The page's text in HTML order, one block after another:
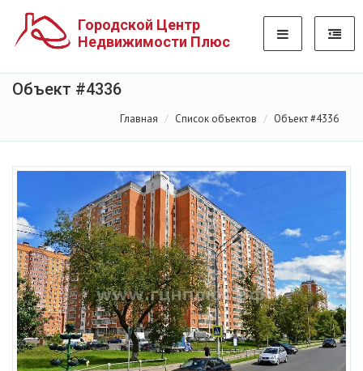
Городской Центр
Недвижимости Плюс
Объект #4336
Главная Список объектов Объект #4336